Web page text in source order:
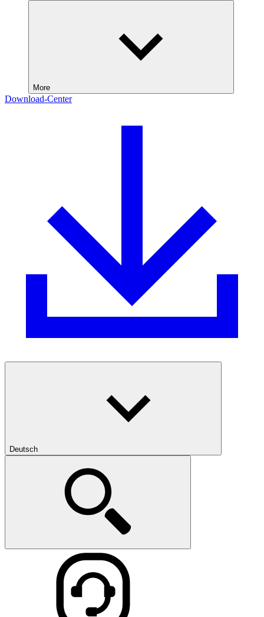
More
Download-Center
Deutsch